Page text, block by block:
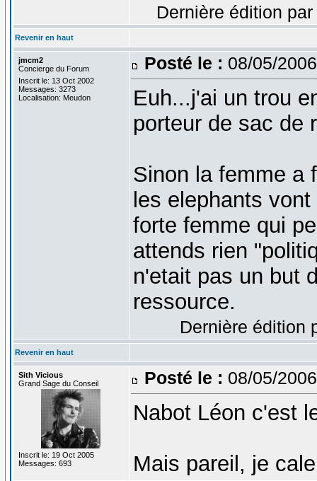
Dernière édition
Revenir en haut
jmcm2
Concierge du Forum
Inscrit le: 13 Oct 2002
Messages: 3273
Localisation: Meudon
Posté le : 08/05/
Euh...j'ai un trou
porteur de sac de
Sinon la femme a
les elephants
forte femme qui
attends rien
n'etait pas un but
ressource.
Dernière édition
Revenir en haut
Sith Vicious
Grand Sage du Conseil
Inscrit le: 19 Oct 2005
Messages: 693
Posté le : 08/05/
Nabot Léon c'est
Mais pareil, je